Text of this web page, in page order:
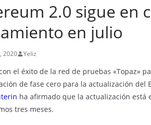
2.0 sigue en
en julio
2020 Yeliz
el éxito de la red de pruebas «Topaz»
de fase cero para la actualización
ha afirmado que la actualización
tres meses.